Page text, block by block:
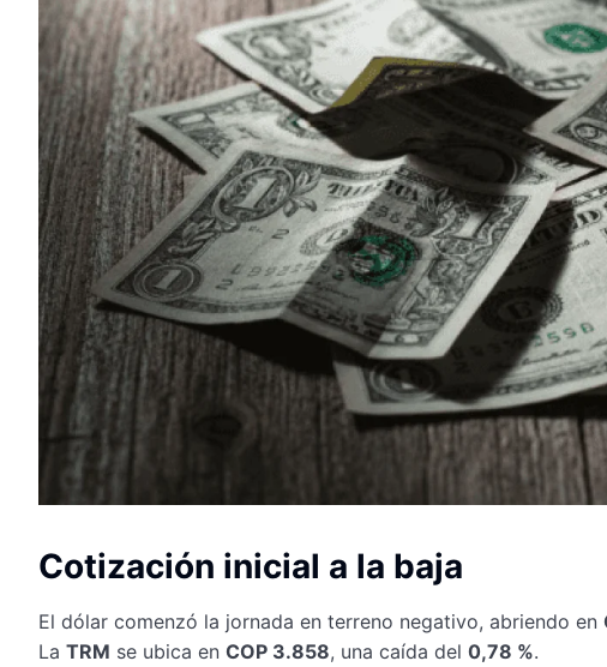
Cotización inicial a la baja
El dólar comenzó la jornada en terreno negativo, abriendo en
La TRM se ubica en COP 3.858, una caída del 0,78 %.